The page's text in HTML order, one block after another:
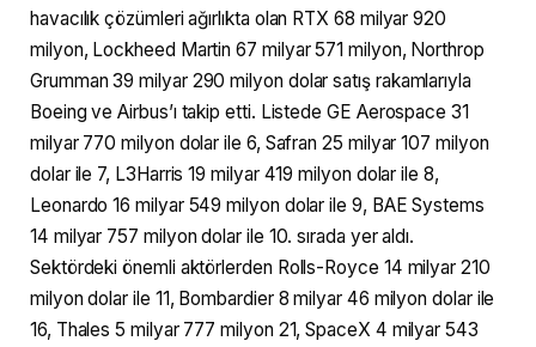
havacılık çözümleri ağırlıkta olan RTX 68 milyar 920
milyon, Lockheed Martin 67 milyar 571 milyon, Northrop
Grumman 39 milyar 290 milyon dolar satış rakamlarıyla
Boeing ve Airbus’ı takip etti. Listede GE Aerospace 31
milyar 770 milyon dolar ile 6, Safran 25 milyar 107 milyon
dolar ile 7, L3Harris 19 milyar 419 milyon dolar ile 8,
Leonardo 16 milyar 549 milyon dolar ile 9, BAE Systems
14 milyar 757 milyon dolar ile 10. sırada yer aldı.
Sektördeki önemli aktörlerden Rolls-Royce 14 milyar 210
milyon dolar ile 11, Bombardier 8 milyar 46 milyon dolar ile
16, Thales 5 milyar 777 milyon 21, SpaceX 4 milyar 543